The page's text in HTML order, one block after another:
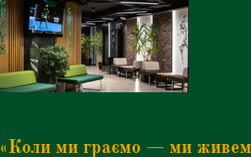
«Коли ми граємо — ми